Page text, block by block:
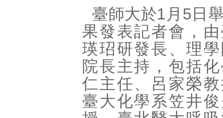
臺師大於1月5日
果發表記者會，
瑛玿研發長、理
院長主持，包括
仁主任、呂家榮
臺大化學系笠井